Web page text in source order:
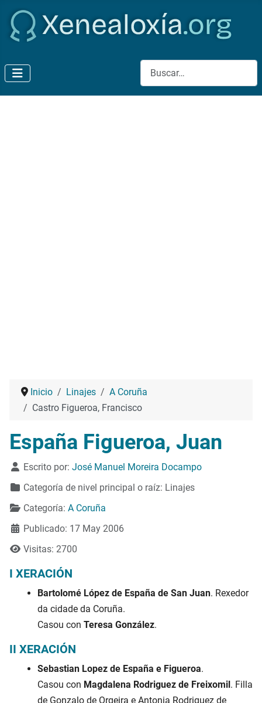
Buscar
Inicio Linajes
A Coruña
Castro Figueroa, Francisco
España Figueroa, Juan
Detalles
Escrito por: José Manuel Moreira Docampo
Categoría de nivel principal o raíz: Linajes
Categoría: A Coruña
Publicado: 17 May 2006
Visitas: 2700
I XERACIÓN
Bartolomé López de España de San Juan. Rexedor
da cidade da Coruña.
Casou con Teresa González.
II XERACIÓN
Sebastian Lopez de España e Figueroa.
Casou con Magdalena Rodriguez de Freixomil . Filla
de Gonzalo de Orgeira e Antonia Rodriguez de